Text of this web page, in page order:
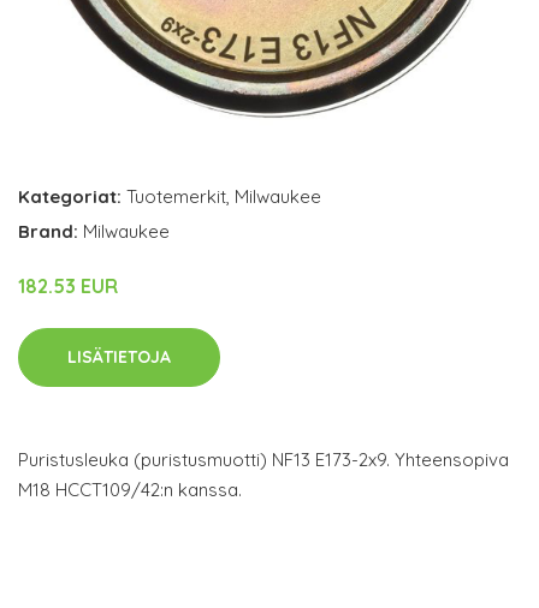
Kategoriat: Tuotemerkit, Milwaukee
Brand: Milwaukee
182.53 EUR
LISÄTIETOJA
Puristusleuka (puristusmuotti) NF13 E173-2x9. Yhteensopiva
M18 HCCT109/42:n kanssa.